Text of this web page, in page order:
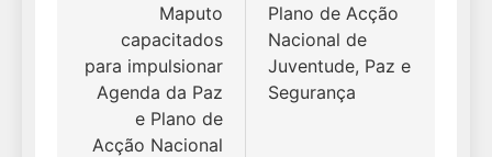
Maputo
capacitados
para impulsionar
Agenda da Paz
e Plano de
Acção Nacional
Plano de Acção
Nacional de
Juventude, Paz e
Segurança